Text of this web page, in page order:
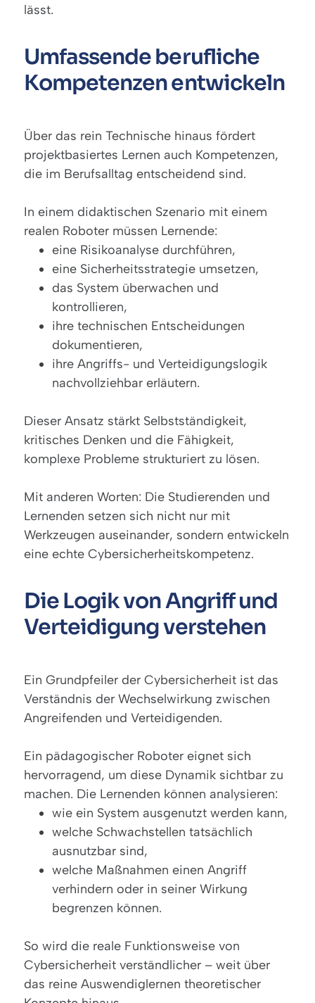
lässt.
Umfassende berufliche
Kompetenzen entwickeln
Über das rein Technische hinaus fördert
projektbasiertes Lernen auch Kompetenzen,
die im Berufsalltag entscheidend sind.
In einem didaktischen Szenario mit einem
realen Roboter müssen Lernende:
eine Risikoanalyse durchführen,
eine Sicherheitsstrategie umsetzen,
das System überwachen und
kontrollieren,
ihre technischen Entscheidungen
dokumentieren,
ihre Angriffs- und Verteidigungslogik
nachvollziehbar erläutern.
Dieser Ansatz stärkt Selbstständigkeit,
kritisches Denken und die Fähigkeit,
komplexe Probleme strukturiert zu lösen.
Mit anderen Worten: Die Studierenden und
Lernenden setzen sich nicht nur mit
Werkzeugen auseinander, sondern entwickeln
eine echte Cybersicherheitskompetenz.
Die Logik von Angriff und
Verteidigung verstehen
Ein Grundpfeiler der Cybersicherheit ist das
Verständnis der Wechselwirkung zwischen
Angreifenden und Verteidigenden.
Ein pädagogischer Roboter eignet sich
hervorragend, um diese Dynamik sichtbar zu
machen. Die Lernenden können analysieren:
wie ein System ausgenutzt werden kann,
welche Schwachstellen tatsächlich
ausnutzbar sind,
welche Maßnahmen einen Angriff
verhindern oder in seiner Wirkung
begrenzen können.
So wird die reale Funktionsweise von
Cybersicherheit verständlicher – weit über
das reine Auswendiglernen theoretischer